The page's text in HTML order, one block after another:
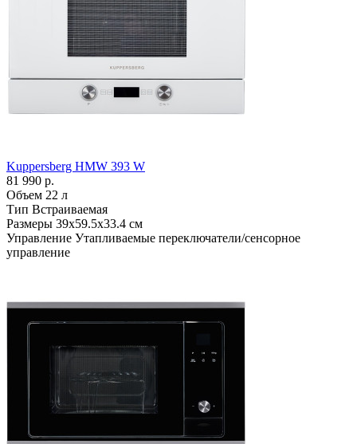
Kuppersberg HMW 393 W
81 990 р.
Объем 22 л
Тип Встраиваемая
Размеры 39х59.5х33.4 см
Управление Утапливаемые переключатели/сенсорное
управление